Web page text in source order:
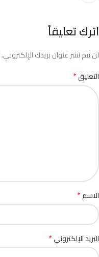
اترك تعليقاً
لن يتم نشر عنوان بريدك الإلكتروني.
التعليق*
الاسم*
البريد الإلكتروني*